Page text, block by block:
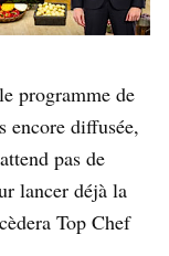
programme de
encore diffusée,
pas de
lancer déjà la
Top Chef